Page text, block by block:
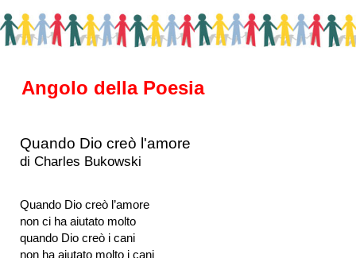
Angolo della Poesia
Quando Dio creò l'amore
di Charles Bukowski
Quando Dio creò l’amore
non ci ha aiutato molto
quando Dio creò i cani
non ha aiutato molto i cani